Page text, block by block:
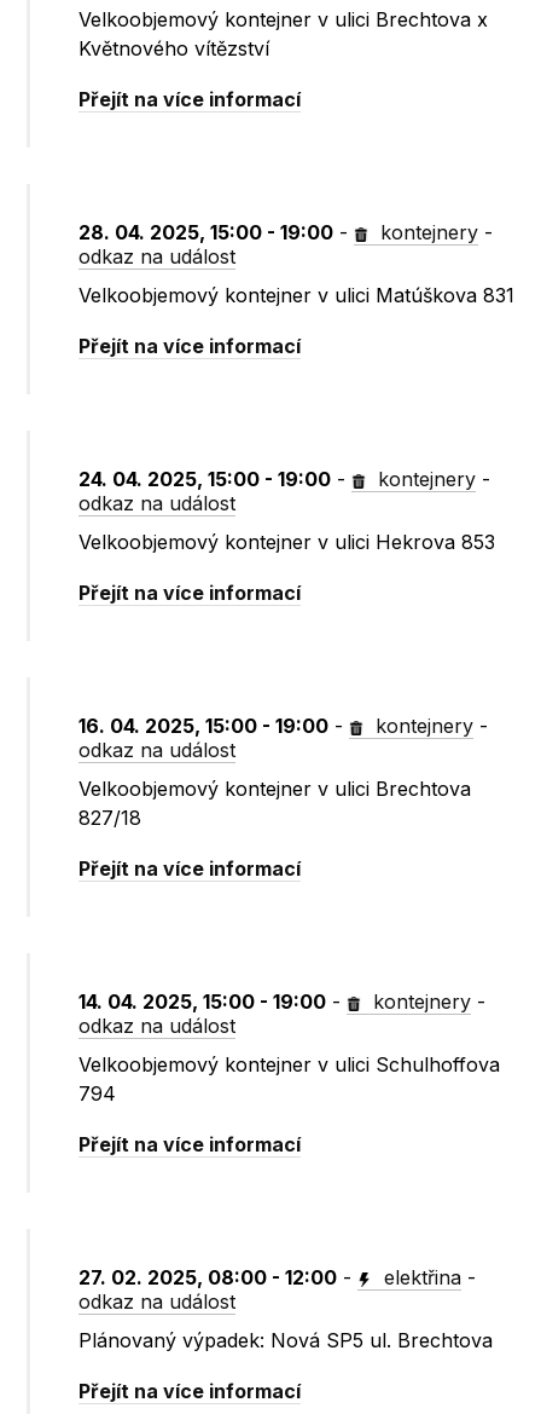
Velkoobjemový kontejner v ulici Brechtova x
Květnového vítězství
Přejít na více informací
28. 04. 2025, 15:00 - 19:00 - kontejnery -
odkaz na událost
Velkoobjemový kontejner v ulici Matúškova 831
Přejít na více informací
24. 04. 2025, 15:00 - 19:00 - kontejnery -
odkaz na událost
Velkoobjemový kontejner v ulici Hekrova 853
Přejít na více informací
16. 04. 2025, 15:00 - 19:00 - kontejnery -
odkaz na událost
Velkoobjemový kontejner v ulici Brechtova
827/18
Přejít na více informací
14. 04. 2025, 15:00 - 19:00 - kontejnery -
odkaz na událost
Velkoobjemový kontejner v ulici Schulhoffova
794
Přejít na více informací
27. 02. 2025, 08:00 - 12:00 - elektřina -
odkaz na událost
Plánovaný výpadek: Nová SP5 ul. Brechtova
Přejít na více informací